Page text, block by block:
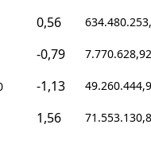
0,56
-0,79 7.770.628,92
-1,13
1,56